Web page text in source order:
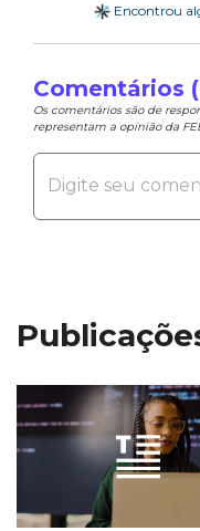
Encontrou
Comentários
Os comentários são de
representam a opinião da